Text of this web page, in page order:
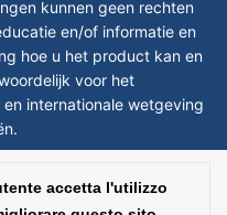
kunnen geen rechten
en/of informatie en
hoe u het product kan en
voor het
internationale wetgeving
Media | Tutti i prezzi sono al
accetta l'utilizzo